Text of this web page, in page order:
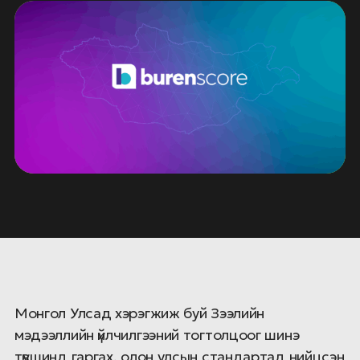
Монгол Улсад хэрэгжиж буй Зээлийн
мэдээллийн үйлчилгээний тогтолцоог шинэ
түвшинд гаргах, олон улсын стандартад нийцсэн